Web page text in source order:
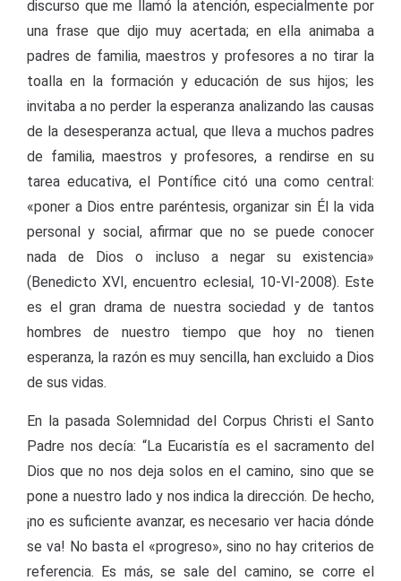
discurso que me llamó la atención, especialmente por
una frase que dijo muy acertada; en ella animaba a
padres de familia, maestros y profesores a no tirar la
toalla en la formación y educación de sus hijos; les
invitaba a no perder la esperanza analizando las causas
de la desesperanza actual, que lleva a muchos padres
de familia, maestros y profesores, a rendirse en su
tarea educativa, el Pontífice citó una como central:
«poner a Dios entre paréntesis, organizar sin Él la vida
personal y social, afirmar que no se puede conocer
nada de Dios o incluso a negar su existencia»
(Benedicto XVI, encuentro eclesial, 10-VI-2008). Este
es el gran drama de nuestra sociedad y de tantos
hombres de nuestro tiempo que hoy no tienen
esperanza, la razón es muy sencilla, han excluido a Dios
de sus vidas.
En la pasada Solemnidad del Corpus Christi el Santo
Padre nos decía: “La Eucaristía es el sacramento del
Dios que no nos deja solos en el camino, sino que se
pone a nuestro lado y nos indica la dirección. De hecho,
¡no es suficiente avanzar, es necesario ver hacia dónde
se va! No basta el «progreso», sino no hay criterios de
referencia. Es más, se sale del camino, se corre el